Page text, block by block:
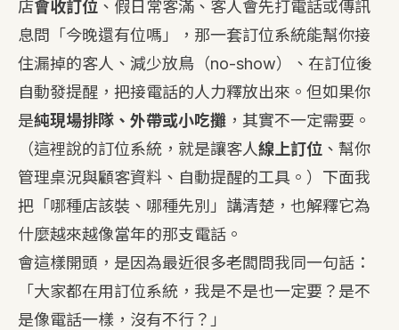
店會收訂位 、假日常客滿、客人會先打電話或傳訊
息問「今晚還有位嗎」，那一套訂位系統能幫你接
住漏掉的客人、減少放鳥（no-show）、在訂位後
自動發提醒，把接電話的人力釋放出來。但如果你
是純現場排隊、外帶或小吃攤 ，其實不一定需要。
（這裡說的訂位系統，就是讓客人線上訂位 、幫你
管理桌況與顧客資料、自動提醒的工具。）下面我
把「哪種店該裝、哪種先別」講清楚，也解釋它為
什麼越來越像當年的那支電話。
會這樣開頭，是因為最近很多老闆問我同一句話：
「大家都在用訂位系統，我是不是也一定要？是不
是像電話一樣，沒有不行？」